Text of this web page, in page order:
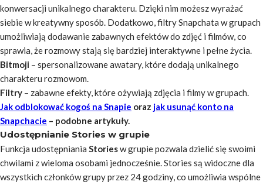
konwersacji unikalnego charakteru. Dzięki nim możesz wyrażać
siebie w kreatywny sposób. Dodatkowo, filtry Snapchata w grupach
umożliwiają dodawanie zabawnych efektów do zdjęć i filmów, co
sprawia, że rozmowy stają się bardziej interaktywne i pełne życia.
Bitmoji – spersonalizowane awatary, które dodają unikalnego
charakteru rozmowom.
Filtry – zabawne efekty, które ożywiają zdjęcia i filmy w grupach.
Jak odblokować kogoś na Snapie oraz jak usunąć konto na
Snapchacie – podobne artykuły.
Udostępnianie Stories w grupie
Funkcja udostępniania Storiesw grupie pozwala dzielić się swoimi
chwilami z wieloma osobami jednocześnie. Stories są widoczne dla
wszystkich członków grupy przez 24 godziny, co umożliwia wspólne